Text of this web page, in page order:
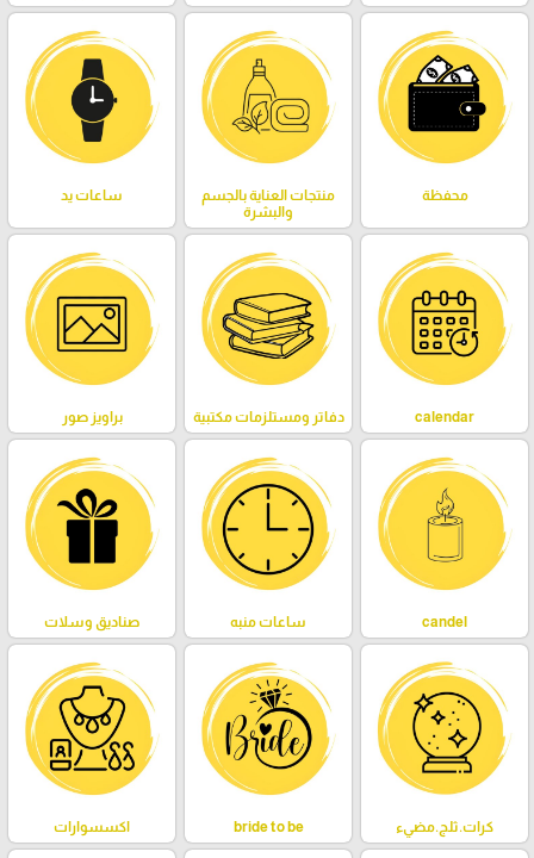
محفظة
منتجات العناية بالجسم
والبشرة
ساعات يد
calendar دفاتر ومستلزمات مكتبية براويز صور
candel ساعات منبه صناديق وسلات
كرات.ثلج.مضيء bride to be اكسسوارات